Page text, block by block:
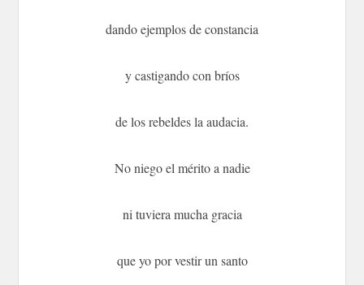
dando ejemplos de constancia
y castigando con bríos
de los rebeldes la audacia.
No niego el mérito a nadie
ni tuviera mucha gracia
que yo por vestir un santo